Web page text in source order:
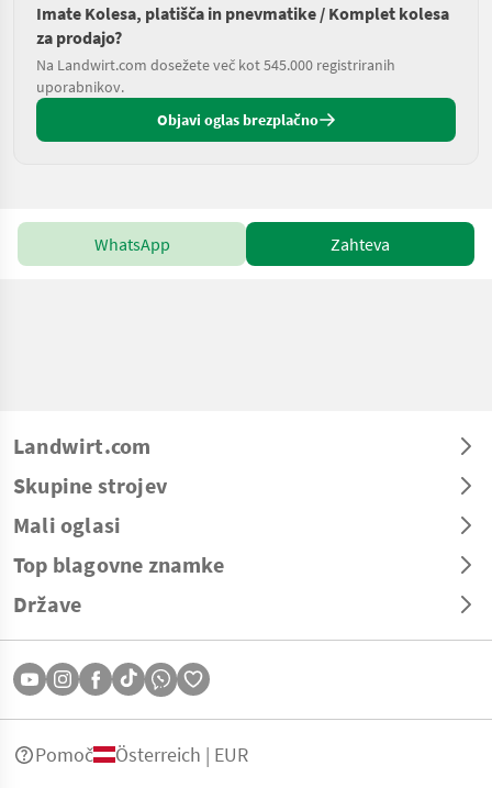
Imate Kolesa, platišča in pnevmatike / Komplet kolesa
za prodajo?
Na Landwirt.com dosežete več kot 545.000 registriranih
uporabnikov.
Objavi oglas brezplačno
WhatsApp Zahteva
Landwirt.com
Skupine strojev
Mali oglasi
Top blagovne znamke
Države
Pomoč Österreich | EUR